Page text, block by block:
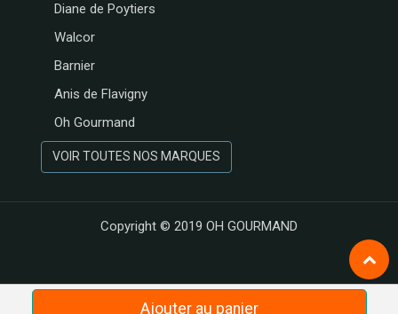
Ajouter au panier
Diane de Poytiers
Walcor
Barnier
Anis de Flavigny
Oh Gourmand
VOIR TOUTES NOS MARQUES
Copyright © 2019 OH GOURMAND